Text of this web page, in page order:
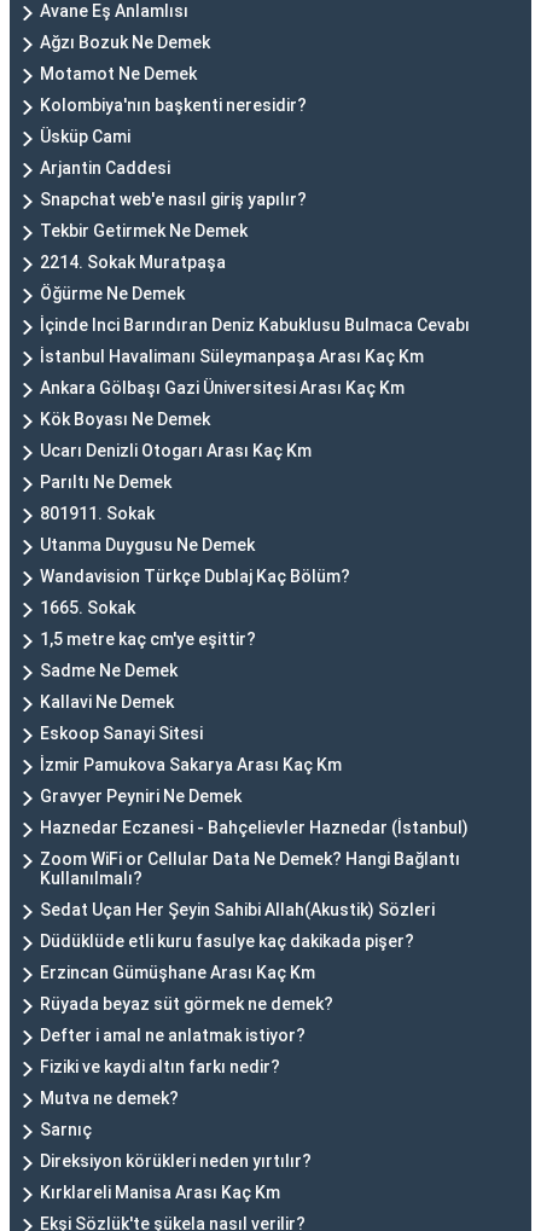
Avane Eş Anlamlısı
Ağzı Bozuk Ne Demek
Motamot Ne Demek
Kolombiya'nın başkenti neresidir?
Üsküp Cami
Arjantin Caddesi
Snapchat web'e nasıl giriş yapılır?
Tekbir Getirmek Ne Demek
2214. Sokak Muratpaşa
Öğürme Ne Demek
İçinde Inci Barındıran Deniz Kabuklusu Bulmaca Cevabı
İstanbul Havalimanı Süleymanpaşa Arası Kaç Km
Ankara Gölbaşı Gazi Üniversitesi Arası Kaç Km
Kök Boyası Ne Demek
Ucarı Denizli Otogarı Arası Kaç Km
Parıltı Ne Demek
801911. Sokak
Utanma Duygusu Ne Demek
Wandavision Türkçe Dublaj Kaç Bölüm?
1665. Sokak
1,5 metre kaç cm'ye eşittir?
Sadme Ne Demek
Kallavi Ne Demek
Eskoop Sanayi Sitesi
İzmir Pamukova Sakarya Arası Kaç Km
Gravyer Peyniri Ne Demek
Haznedar Eczanesi - Bahçelievler Haznedar (İstanbul)
Zoom WiFi or Cellular Data Ne Demek? Hangi Bağlantı
Kullanılmalı?
Sedat Uçan Her Şeyin Sahibi Allah(Akustik) Sözleri
Düdüklüde etli kuru fasulye kaç dakikada pişer?
Erzincan Gümüşhane Arası Kaç Km
Rüyada beyaz süt görmek ne demek?
Defter i amal ne anlatmak istiyor?
Fiziki ve kaydi altın farkı nedir?
Mutva ne demek?
Sarnıç
Direksiyon körükleri neden yırtılır?
Kırklareli Manisa Arası Kaç Km
Ekşi Sözlük'te şükela nasıl verilir?